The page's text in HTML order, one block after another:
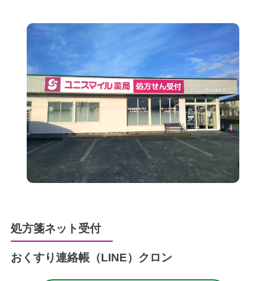
処方箋ネット受付
おくすり連絡帳（LINE） クロン